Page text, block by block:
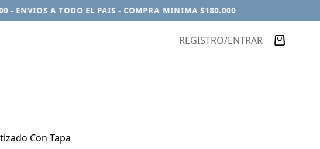
A TODO EL PAIS - COMPRA MINIMA $180.000
REGISTRO/ENTRAR
Carro
Con Tapa